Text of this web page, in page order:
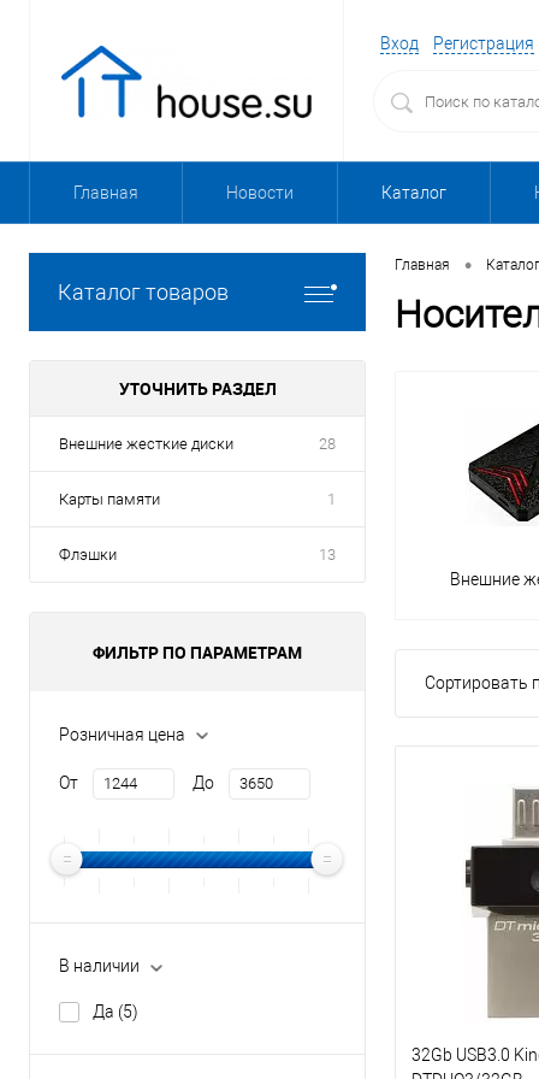
Вход Регистрация
Главная Новости Каталог
Каталог товаров
УТОЧНИТЬ РАЗДЕЛ
Внешние жесткие диски 28
Карты памяти 1
Флэшки 13
ФИЛЬТР ПО ПАРАМЕТРАМ
Розничная цена
От До
В наличии
Да (5)
Главная •
Внешние
Сортировать
32Gb USB3.0